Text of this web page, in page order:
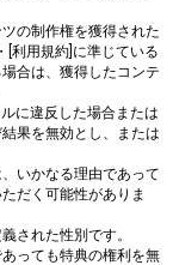
の制作権を獲得された
[利用規約]に準じている
合は、獲得したコンテ
に違反した場合または
果を無効とし、または
いかなる理由であって
だく可能性がありま
された性別です。
っても特典の権利を無